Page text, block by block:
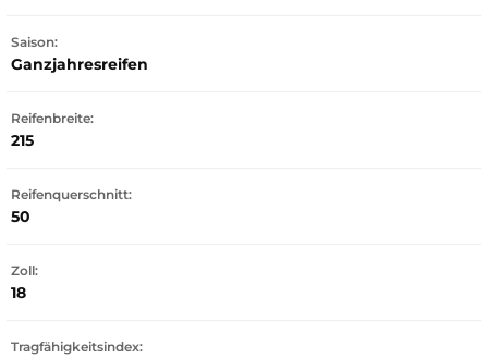
Saison:
Ganzjahresreifen
Reifenbreite:
215
Reifenquerschnitt:
50
Zoll:
18
Tragfähigkeitsindex: